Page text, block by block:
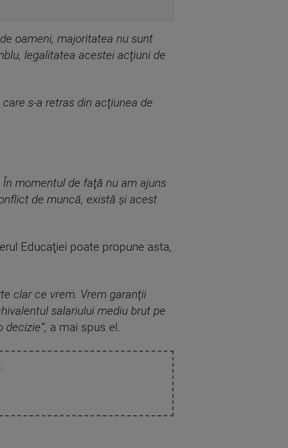
oameni, majoritatea nu sunt
legalitatea acestei acţiuni de
s-a retras din acţiunea de
În momentul de faţă nu am ajuns
de muncă, există şi acest
Educaţiei poate propune asta,
clar ce vrem. Vrem garanţii
salariului mediu brut pe
a mai spus el.